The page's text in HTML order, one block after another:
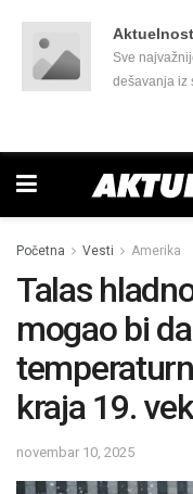
Sve
dešavanja iz
još mnogo
Početna Vesti Amerika
Talas
mogao bi
kraja 19.
novembar 10, 2025